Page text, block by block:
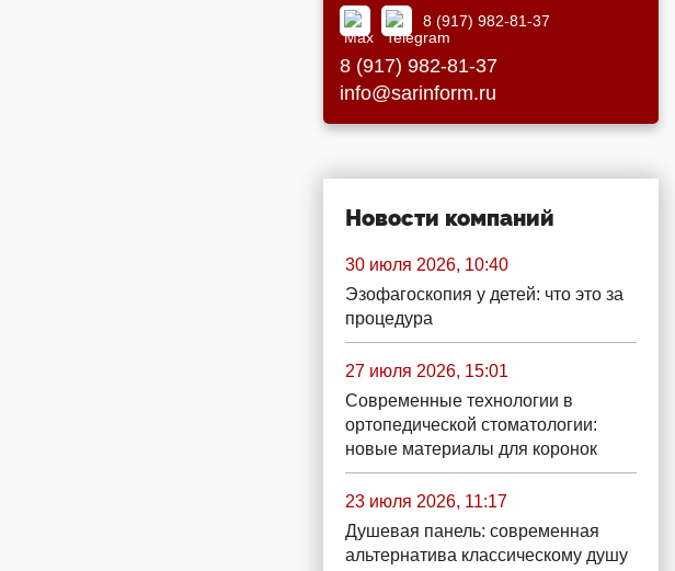
8 (917) 982-81-37
8 (917) 982-81-37
info@sarinform.ru
Новости компаний
30 июля 2026, 10:40
Эзофагоскопия у детей: что это за
процедура
27 июля 2026, 15:01
Современные технологии в
ортопедической стоматологии:
новые материалы для коронок
23 июля 2026, 11:17
Душевая панель: современная
альтернатива классическому душу